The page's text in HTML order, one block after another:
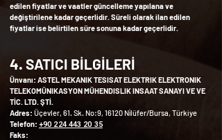
edilen fiyatlar ve vaatler güncelleme yapılana ve
değiştirilene kadar geçerlidir. Süreli olarak ilan edilen
fiyatlar ise belirtilen süre sonuna kadar geçerlidir.
4. SATICI BİLGİLERİ
Ünvanı: ASTEL MEKANIK TESISAT ELEKTRIK ELEKTRONIK
TELEKOMÜNIKASYON MÜHENDISLIK INSAAT SANAYI VE VE
TİC. LTD. ŞTİ.
Adres: Üçevler, 61. Sk. No:9, 16120 Ni̇lüfer/Bursa, Türkiye
Telefon: +90 224 443 20 35
Faks: